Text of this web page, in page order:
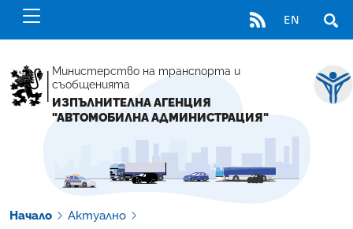
RSS EN
Министерство на транспорта и
съобщенията
ИЗПЪЛНИТЕЛНА АГЕНЦИЯ
"АВТОМОБИЛНА АДМИНИСТРАЦИЯ"
Начало
Актуално